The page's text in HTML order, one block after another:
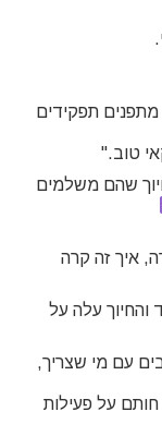
מתפנים תפקידים
טוב."
שהם משלמים
איך זה קרה
והחיוך עלה על
עם מי שצריך,
על פעילות